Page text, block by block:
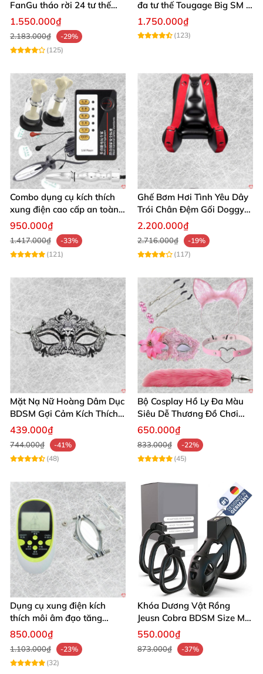
. Núm vú nhạy cảm
hơn hẳn, trải nghiệm thân mật đỉnh cao
recommend 10/10! "
Mua ngay Kinklab T-Cup Nipple Suction Set hôm
nayđể khám phá đỉnh cao khoái lạc! Thêm vào giỏ
hàng và biếnmọi khoảnh khắc thành bất tận đam
mê!
FanGu tháo rời 24 tư thế
đắm say, hỗ trợ tối ưu
1.550.000₫
2.183.000₫
-29%
(125)
đa tư thế Tougage Big SM -
Cuộc yêu thăng hoa, nhanh
chóng mua
1.750.000₫
(123)
Combo dụng cụ kích thích
xung điện cao cấp an toàn
cho người lớn
950.000₫
1.417.000₫
-33%
(121)
Ghế Bơm Hơi Tình Yêu Dây
Trói Chân Đệm Gối Doggy
Nằm Sấp Kích Thích
2.200.000₫
2.716.000₫
-19%
(117)
Mặt Nạ Nữ Hoàng Dâm Dục
BDSM Gợi Cảm Kích Thích
Đam Mê Cuộc Yêu
439.000₫
744.000₫
-41%
(48)
Bộ Cosplay Hồ Ly Đa Màu
Siêu Dễ Thương Đồ Chơi
BDSM Hot
650.000₫
833.000₫
-22%
(45)
Dụng cụ xung điện kích
thích môi âm đạo tăng
khoái cảm an toàn
850.000₫
1.103.000₫
-23%
(32)
Khóa Dương Vật Rồng
Jeusn Cobra BDSM Size M
Cao Cấp
550.000₫
873.000₫ -37%